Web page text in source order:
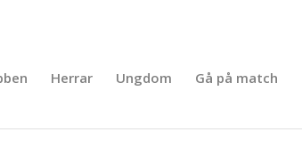
Herrar Ungdom Gå på match